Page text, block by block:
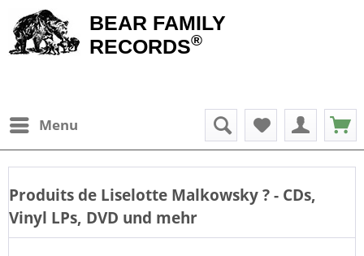
BEAR FAMILY
RECORDS®
Menu
Produits de Liselotte Malkowsky? - CDs,
Vinyl LPs, DVD und mehr